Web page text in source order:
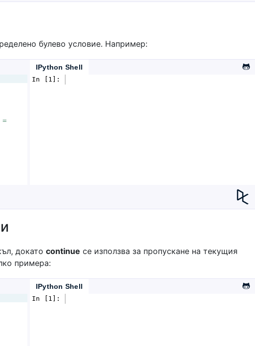
булево условие. Например:
=
IPython Shell
In [1]:
докато continue се използва за пропускане на текущия
примера:
IPython Shell
In [1]: